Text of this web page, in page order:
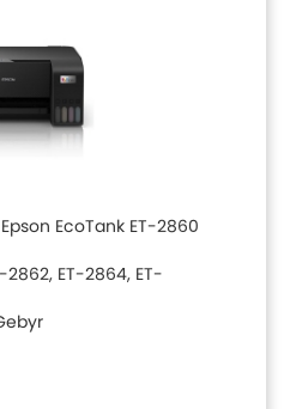
EcoTank ET-2860
2862, ET-2864, ET-